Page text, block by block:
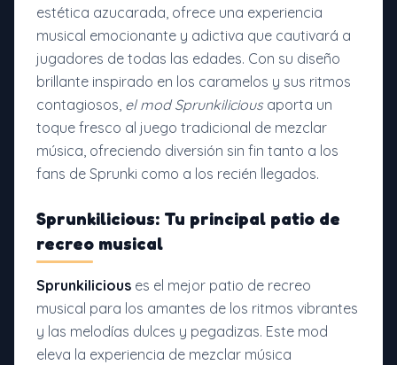
estética azucarada, ofrece una experiencia
musical emocionante y adictiva que cautivará a
jugadores de todas las edades. Con su diseño
brillante inspirado en los caramelos y sus ritmos
contagiosos, el mod Sprunkilicious aporta un
toque fresco al juego tradicional de mezclar
música, ofreciendo diversión sin fin tanto a los
fans de Sprunki como a los recién llegados.
Sprunkilicious: Tu principal patio de
recreo musical
Sprunkilicious es el mejor patio de recreo
musical para los amantes de los ritmos vibrantes
y las melodías dulces y pegadizas. Este mod
eleva la experiencia de mezclar música